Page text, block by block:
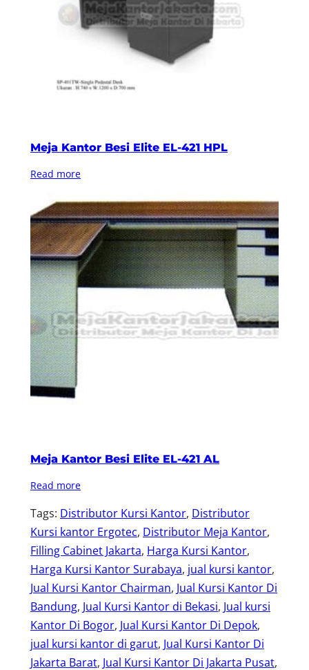
Meja Kantor Besi Elite EL-421 HPL
Read more
Meja Kantor Besi Elite EL-421 AL
Read more
Tags: Distributor Kursi Kantor, Distributor
Kursi kantor Ergotec, Distributor Meja Kantor
Filling Cabinet Jakarta, Harga Kursi Kantor
Harga Kursi Kantor Surabaya, jual kursi kantor
Jual Kursi Kantor Chairman, Jual Kursi Kantor Di
Bandung, Jual Kursi Kantor di Bekasi, Jual kursi
Kantor Di Bogor, Jual Kursi Kantor Di Depok
jual kursi kantor di garut, Jual Kursi Kantor Di
Jakarta Barat, Jual Kursi Kantor Di Jakarta Pusat